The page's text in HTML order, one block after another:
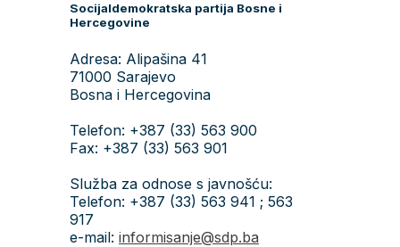
Socijaldemokratska partija Bosne i
Hercegovine
Adresa: Alipašina 41
71000 Sarajevo
Bosna i Hercegovina
Telefon: +387 (33) 563 900
Fax: +387 (33) 563 901
Služba za odnose s javnošću:
Telefon: +387 (33) 563 941 ; 563
917
e-mail: informisanje@sdp.ba